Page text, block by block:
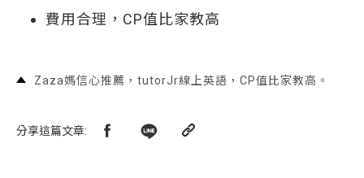
費用合理，CP值比家教高
Zaza媽信心推薦，tutorJr線上英語，CP值比家教高。
分享這篇文章: